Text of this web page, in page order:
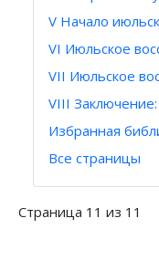
V Начало
VI Июльское
VII Июльское
VIII Заключение:
Избранная
Все страницы
Страница 11 из 11